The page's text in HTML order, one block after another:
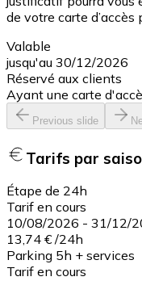
de votre carte d’accès
Valable
jusqu'au 30/12/2026
Réservé aux clients
Ayant une carte
Previous slide
Tarifs par
Étape de 24h
Tarif en cours
10/08/2026 - 31/12/
13,74 € /24h
Parking 5h + services
Tarif en cours